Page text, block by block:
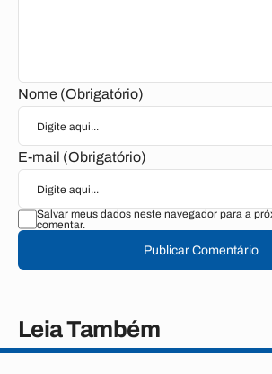
Nome (Obrigatório)
E-mail (Obrigatório)
Salvar meus dados neste navegador para a
comentar.
Publicar Comentário
Leia Também